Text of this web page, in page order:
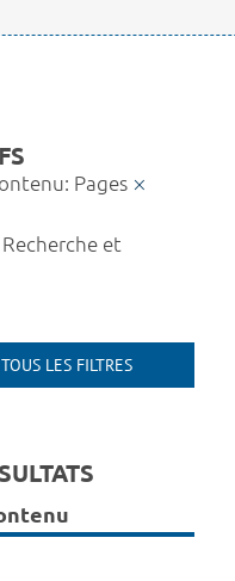
Pages
et
LES FILTRES